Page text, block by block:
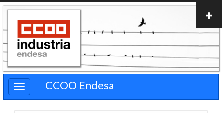
Pasar
contenido
principal
CCOO Endesa